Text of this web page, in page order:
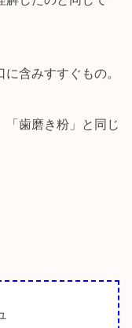
含みすすぐもの。
「歯磨き粉」と同じ